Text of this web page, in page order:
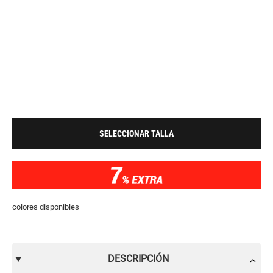
SELECCIONAR TALLA
colores disponibles
DESCRIPCIÓN